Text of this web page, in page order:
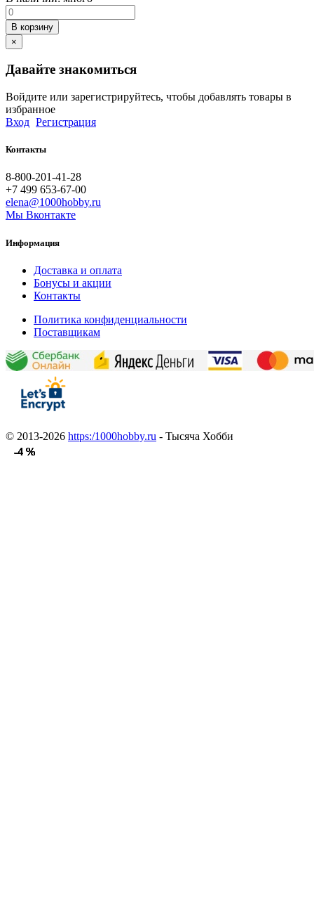
-4 %
-4 %
-4 %
-4 %
-4 %
-4 %
-4 %
-4 %
-4 %
-4 %
-4 %
-4 %
В корзину
×
Давайте знакомиться
Войдите или зарегистрируйтесь, чтобы добавлять товары в
избранное
Вход Регистрация
Контакты
8-800-201-41-28
+7 499 653-67-00
elena@1000hobby.ru
Мы Вконтакте
Информация
Доставка и оплата
Бонусы и акции
Контакты
Политика конфиденциальности
Поставщикам
© 2013-2026 https:/1000hobby.ru - Тысяча Хобби